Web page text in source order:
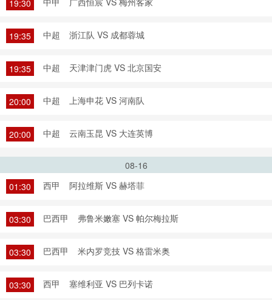
19:30
19:35 中超 浙江队 VS 成都蓉城
19:35 中超 天津津门虎 VS 北京国安
20:00 中超 上海申花 VS 河南队
20:00 中超 云南玉昆 VS 大连英博
08-16
01:30
西甲 阿拉维斯 VS 赫塔菲
03:30 巴西甲 弗鲁米嫩塞 VS 帕尔梅拉斯
03:30 巴西甲 米内罗竞技 VS 格雷米奥
03:30 西甲 塞维利亚 VS 巴列卡诺